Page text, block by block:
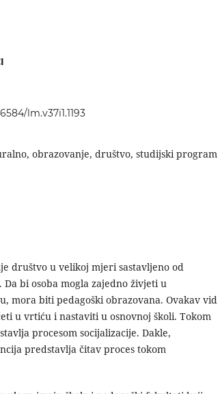
lm.v37i1.1193
obrazovanje, društvo, studijski program
društvo u velikoj mjeri sastav­ljeno od
bi osoba mogla zajedno živjeti u
mora biti pedagoški obrazo­vana. Ovakav vid
u vrtiću i nastaviti u osnovnoj školi. Tokom
pro­cesom socijalizacije. Dakle,
pred­stavlja čitav proces tokom